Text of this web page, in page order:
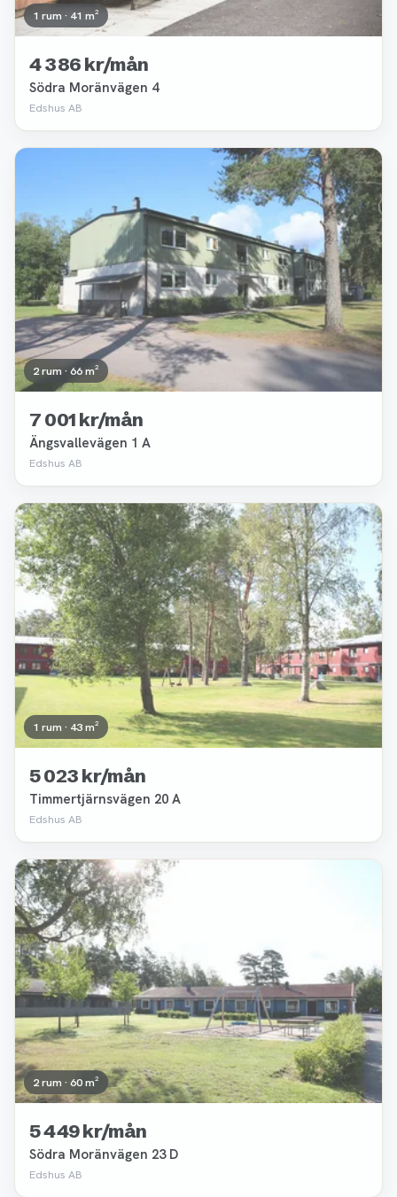
1 rum · 41 m²
4 386 kr/mån
Södra Moränvägen 4
Edshus AB
2 rum · 66 m²
7 001 kr/mån
Ängsvallevägen 1 A
Edshus AB
Borttagen
1 rum · 43 m²
5 023 kr/mån
Timmertjärnsvägen 20 A
Edshus AB
Borttagen
2 rum · 60 m²
5 449 kr/mån
Södra Moränvägen 23 D
Edshus AB